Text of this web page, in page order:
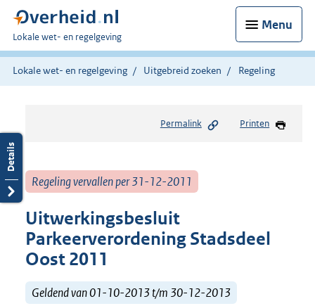
Menu
U
bent
hier:
Lokale wet- en regelgeving
Lokale wet- en regelgeving Uitgebreid zoeken Regeling
Permalink Printen
Regeling vervallen per 31-12-2011
Uitwerkingsbesluit
Parkeerverordening Stadsdeel
Oost 2011
Geldend van 01-10-2013 t/m 30-12-2013